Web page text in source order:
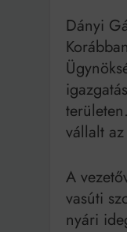
Dányi
vállalt
A
vasúti
nyári